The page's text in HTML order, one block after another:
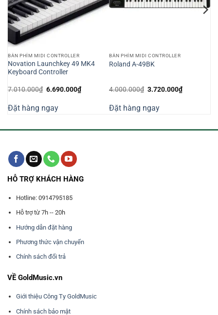
BÀN PHÍM MIDI CONTROLLER
Novation Launchkey 49 MK4
Keyboard Controller
7.010.000₫ Giá
7.010.000₫.
6.690.000₫Giá
hiện
6.690.000₫.
Đặt hàng ngay
BÀN PHÍM MIDI CONTROLLER
Roland A-49BK
4.000.000₫ Giá
4.000.000₫.
3.720.000₫Giá
hiện
Đặt hàng ngay
HỖ TRỢ KHÁCH HÀNG
Hotline: 0914795185
Hỗ trợ từ 7h -- 20h
Hướng dẫn đặt hàng
Phương thức vận chuyển
Chính sách đổi trả
VỀ GoldMusic.vn
Giới thiệu Công Ty GoldMusic
Chính sách bảo mật